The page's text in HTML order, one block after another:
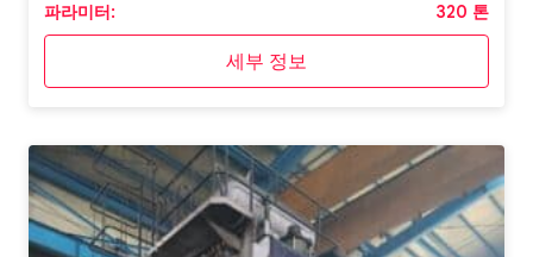
파라미터: 320 톤
세부 정보